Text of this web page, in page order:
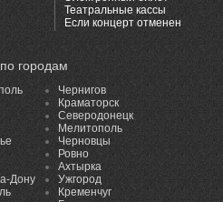
Театральные кассы
Если концерт отменен
городам
Дону
Чернигов
Краматорск
Северодонецк
Мелитополь
Черновцы
Ровно
Ахтырка
Ужгород
Кременчуг